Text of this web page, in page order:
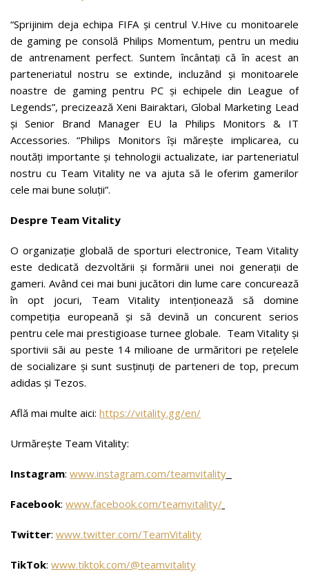
“Sprijinim deja echipa FIFA și centrul V.Hive cu monitoarele
de gaming pe consolă Philips Momentum, pentru un mediu
de antrenament perfect. Suntem încântați că în acest an
parteneriatul nostru se extinde, incluzând și monitoarele
noastre de gaming pentru PC și echipele din League of
Legends”, precizează Xeni Bairaktari, Global Marketing Lead
și Senior Brand Manager EU la Philips Monitors & IT
Accessories. “Philips Monitors își mărește implicarea, cu
noutăți importante și tehnologii actualizate, iar parteneriatul
nostru cu Team Vitality ne va ajuta să le oferim gamerilor
cele mai bune soluții”.
Despre Team Vitality
O organizație globală de sporturi electronice, Team Vitality
este dedicată dezvoltării și formării unei noi generații de
gameri. Având cei mai buni jucători din lume care concurează
în opt jocuri, Team Vitality intenționează să domine
competiția europeană și să devină un concurent serios
pentru cele mai prestigioase turnee globale. Team Vitality și
sportivii săi au peste 14 milioane de urmăritori pe rețelele
de socializare și sunt susținuți de parteneri de top, precum
adidas și Tezos.
Află mai multe aici: https://vitality.gg/en/
Urmărește Team Vitality:
Instagram: www.instagram.com/teamvitality
Facebook: www.facebook.com/teamvitality/
Twitter: www.twitter.com/TeamVitality
TikTok: www.tiktok.com/@teamvitality